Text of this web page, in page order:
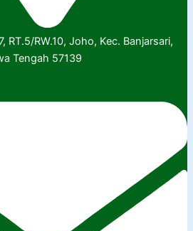
RT.5/RW.10, Joho, Kec. Banjarsari,
Tengah 57139